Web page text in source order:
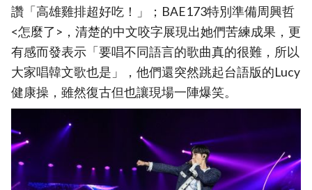
讚「高雄雞排超好吃！」；BAE173特別準備周興哲
<怎麼了>，清楚的中文咬字展現出她們苦練成果，更
有感而發表示「要唱不同語言的歌曲真的很難，所以
大家唱韓文歌也是」，他們還突然跳起台語版的Lucy
健康操，雖然復古但也讓現場一陣爆笑。